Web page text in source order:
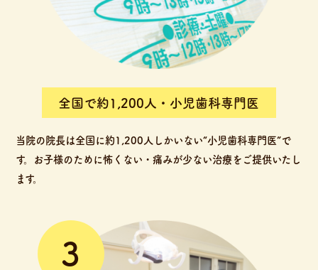
全国で約1,200人・小児歯科専門医
当院の院長は全国に約1,200人しかいない“小児歯科専門医”で
す。お子様のために怖くない・痛みが少ない治療をご提供いたし
ます。
3